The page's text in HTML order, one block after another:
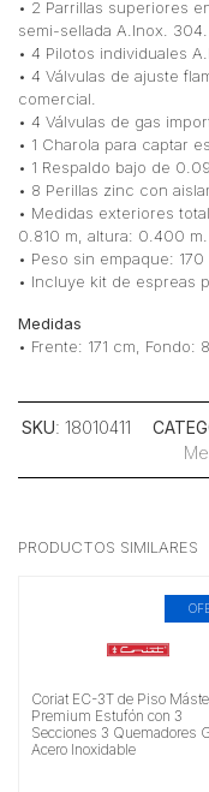
• 2 Parrillas superiores
semi-sellada A.Inox. 304.
• 4 Pilotos individuales
• 4 Válvulas de ajuste
comercial.
• 4 Válvulas de gas
• 1 Charola para captar
• 1 Respaldo bajo de
• 8 Perillas zinc con
• Medidas exteriores
0.810 m, altura: 0.400 m.
• Peso sin empaque: 170
• Incluye kit de espreas
Medidas
• Frente: 171 cm, Fondo:
SKU: 18010411
PRODUCTOS SIMILARES
Coriat EC-3T de Piso
Premium Estufón con 3
Secciones 3 Quemadores
Acero Inoxidable